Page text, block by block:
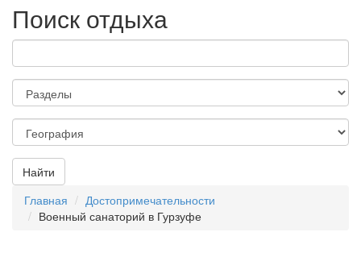
Поиск отдыха
Найти
Главная
Достопримечательности
Военный санаторий в Гурзуфе